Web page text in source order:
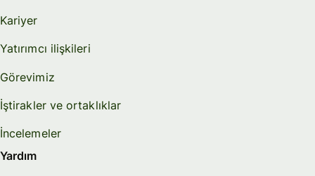
Kariyer
Yatırımcı ilişkileri
Görevimiz
İştirakler ve ortaklıklar
İncelemeler
Yardım